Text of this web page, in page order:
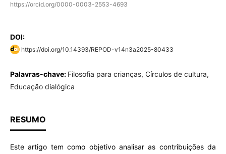
https://orcid.org/0000-0003-2553-4693
DOI:
https://doi.org/10.14393/REPOD-v14n3a2025-80433
Palavras-chave: Filosofia para crianças, Círculos de cultura,
Educação dialógica
RESUMO
Este artigo tem como objetivo analisar as contribuições da